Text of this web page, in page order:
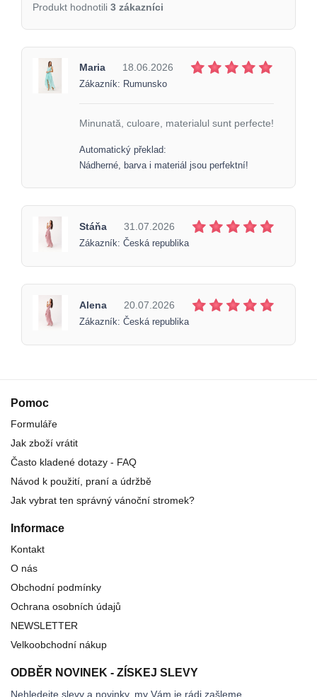
Produkt hodnotili 3 zákazníci
Maria 18.06.2026
Zákazník: Rumunsko
Minunată, culoare, materialul sunt perfecte!
Automatický překlad:
Nádherné, barva i materiál jsou perfektní!
Stáňa 31.07.2026
Zákazník: Česká republika
Alena 20.07.2026
Zákazník: Česká republika
Pomoc
Formuláře
Jak zboží vrátit
Často kladené dotazy - FAQ
Návod k použití, praní a údržbě
Jak vybrat ten správný vánoční stromek?
Informace
Kontakt
O nás
Obchodní podmínky
Ochrana osobních údajů
NEWSLETTER
Velkoobchodní nákup
ODBĚR NOVINEK - ZÍSKEJ SLEVY
Nehledejte slevy a novinky, my Vám je rádi zašleme.